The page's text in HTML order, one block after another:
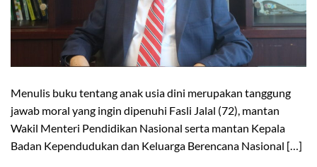
Menulis buku tentang anak usia dini merupakan tanggung
jawab moral yang ingin dipenuhi Fasli Jalal (72), mantan
Wakil Menteri Pendidikan Nasional serta mantan Kepala
Badan Kependudukan dan Keluarga Berencana Nasional […]